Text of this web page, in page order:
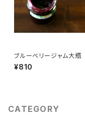
ブルーベリージャム大瓶
¥810
CATEGORY